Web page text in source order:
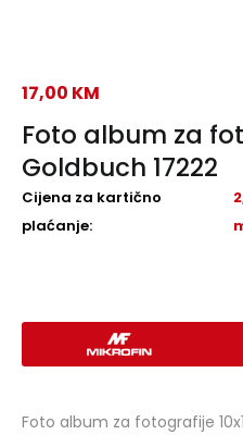
Foto album za
Goldbuch 17222
17,00 KM
Cijena za kartično
plaćanje:
Foto album za fotografije